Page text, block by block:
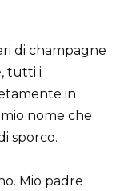
di champagne
tutti i
in
nome che
sporco.
Mio padre